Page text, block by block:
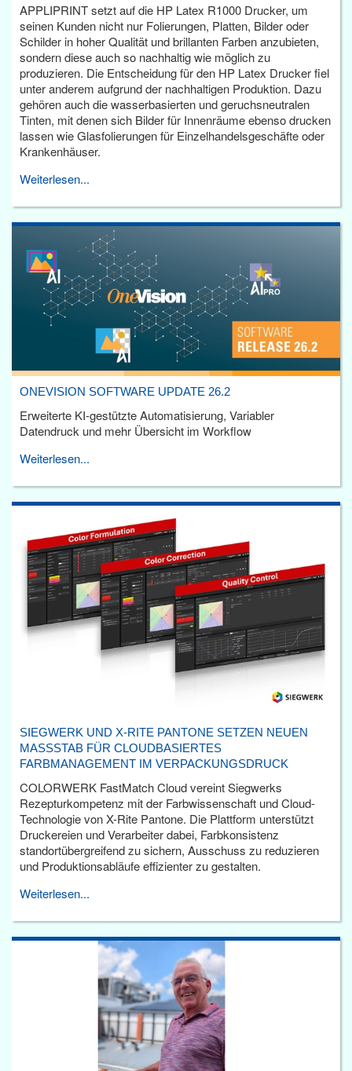
APPLIPRINT setzt auf die HP Latex R1000 Drucker, um
seinen Kunden nicht nur Folierungen, Platten, Bilder oder
Schilder in hoher Qualität und brillanten Farben anzubieten,
sondern diese auch so nachhaltig wie möglich zu
produzieren. Die Entscheidung für den HP Latex Drucker fiel
unter anderem aufgrund der nachhaltigen Produktion. Dazu
gehören auch die wasserbasierten und geruchsneutralen
Tinten, mit denen sich Bilder für Innenräume ebenso drucken
lassen wie Glasfolierungen für Einzelhandelsgeschäfte oder
Krankenhäuser.
Weiterlesen...
ONEVISION SOFTWARE UPDATE 26.2
Erweiterte KI-gestützte Automatisierung, Variabler
Datendruck und mehr Übersicht im Workflow
Weiterlesen...
SIEGWERK UND X-RITE PANTONE SETZEN NEUEN
MASSSTAB FÜR CLOUDBASIERTES F
ARBMANAGEMENT IM VERPACKUNGSDRUCK
COLORWERK FastMatch Cloud vereint Siegwerks
Rezepturkompetenz mit der Farbwissenschaft und Cloud-
Technologie von X-Rite Pantone. Die Plattform unterstützt
Druckereien und Verarbeiter dabei, Farbkonsistenz
standortübergreifend zu sichern, Ausschuss zu reduzieren
und Produktionsabläufe effizienter zu gestalten.
Weiterlesen...